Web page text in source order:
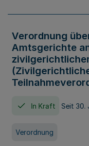
Verordnung
Amtsgerichte
In Kraft Seit 30.
Verordnung